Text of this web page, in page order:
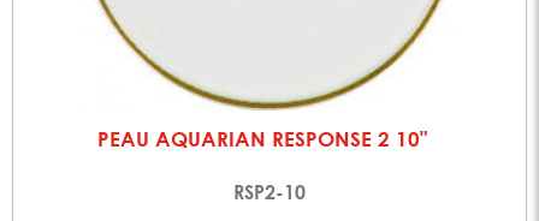
PEAU AQUARIAN RESPONSE 2 10"
RSP2-10